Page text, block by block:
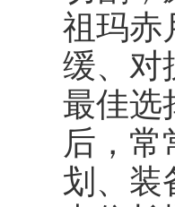
祖玛赤
缓、对
最佳选
后，
划、装